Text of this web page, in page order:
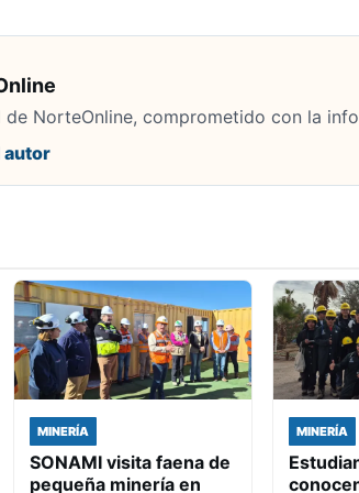
NorteOnline, comprometido con la
autor
MINERÍA
SONAMI visita faena de
pequeña minería en
MINERÍA